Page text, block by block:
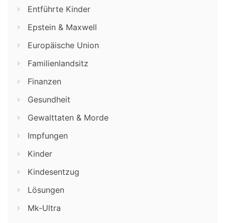
Entführte Kinder
Epstein & Maxwell
Europäische Union
Familienlandsitz
Finanzen
Gesundheit
Gewalttaten & Morde
Impfungen
Kinder
Kindesentzug
Lösungen
Mk-Ultra